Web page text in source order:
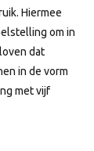
Hiermee
om in
dat
in de vorm
met vijf